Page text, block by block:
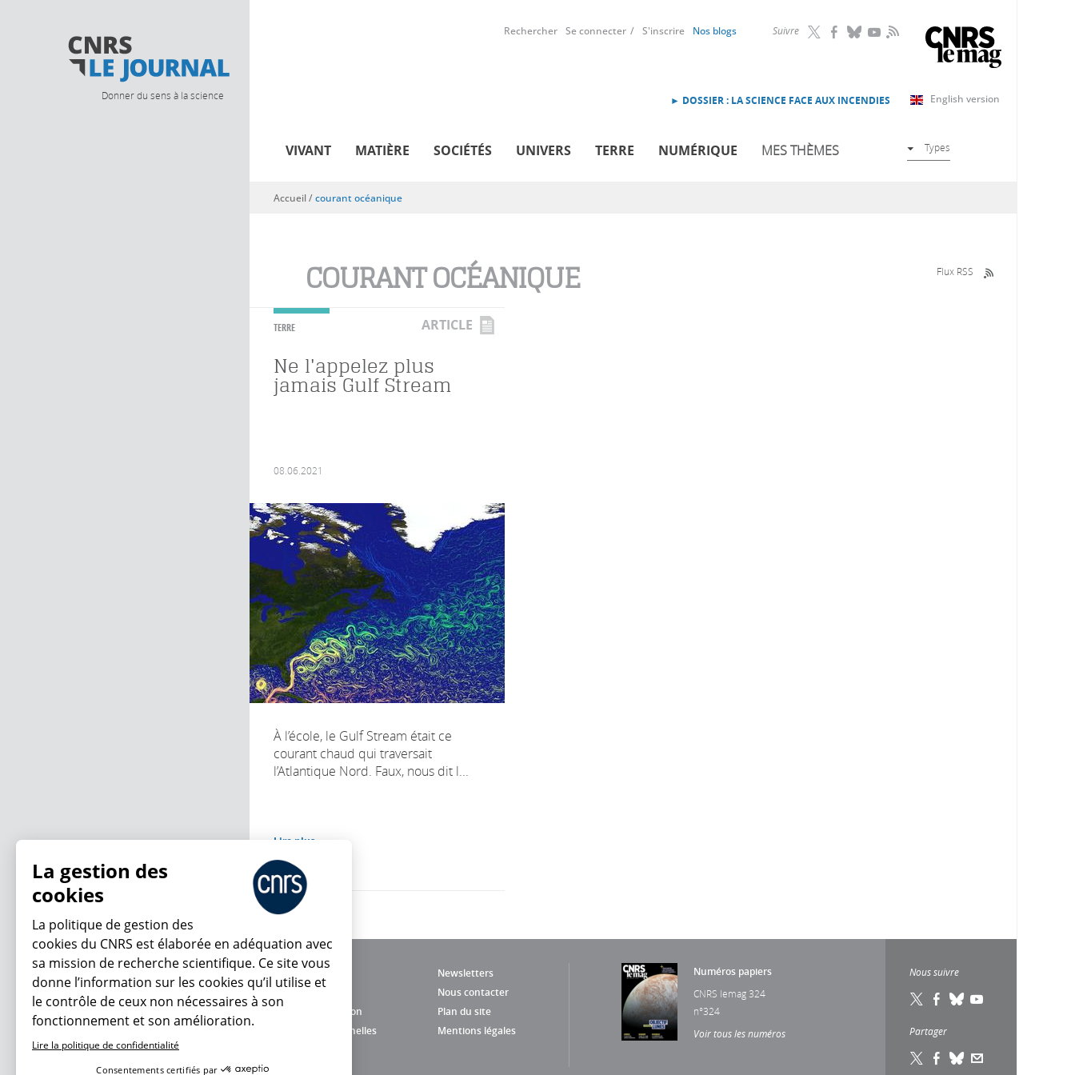
Donner du sens à la science
Suivre RSS
Rechercher Se connecter S'inscrire Nos blogs
English version
► DOSSIER : LA SCIENCE FACE AUX INCENDIES
VIVANT MATIÈRE SOCIÉTÉS UNIVERS TERRE NUMÉRIQUE MES THÈMES Types
Vous êtes ici
Accueil/courant océanique
COURANT OCÉANIQUE Flux RSS
TERRE ARTICLE
Ne l'appelez plus
jamais Gulf Stream
08.06.2021
À l’école, le Gulf Stream était ce
courant chaud qui traversait
l’Atlantique Nord. Faux, nous dit l...
Lire plus
Newsletters
Nous contacter
Charte d'utilisation
Plan du site
Données personnelles
Mentions légales
Numéros papiers
CNRS lemag 324
n°324
Voir tous les numéros
Nous suivre
Partager
En ce moment
La gestion des
cookies
La politique de gestion des
cookies du CNRS est élaborée en adéquation avec
sa mission de recherche scientifique. Ce site vous
donne l’information sur les cookies qu’il utilise et
le contrôle de ceux non nécessaires à son
fonctionnement et son amélioration.
Lire la politique de confidentialité
Consentements certifiés par